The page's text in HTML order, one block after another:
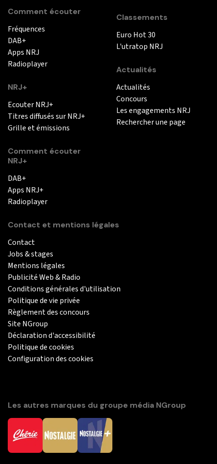
Comment écouter
Fréquences
DAB+
Apps NRJ
Radioplayer
NRJ+
Ecouter NRJ+
Titres diffusés sur NRJ+
Grille et émissions
Comment écouter
NRJ+
DAB+
Apps NRJ+
Radioplayer
Classements
Euro Hot 30
L'utratop NRJ
Actualités
Actualités
Concours
Les engagements NRJ
Rechercher une page
Contact et mentions légales
Contact
Jobs & stages
Mentions légales
Publicité Web & Radio
Conditions générales d'utilisation
Politique de vie privée
Règlement des concours
Site NGroup
Déclaration d'accessibilité
Politique de cookies
Configuration des cookies
Les autres marques du groupe média NGroup